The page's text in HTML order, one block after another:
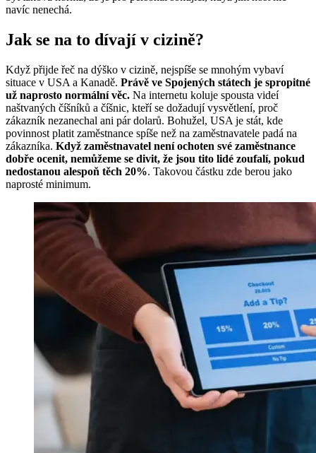
navíc nenechá.
Jak se na to dívají v cizině?
Když přijde řeč na dýško v cizině, nejspíše se mnohým vybaví
situace v USA a Kanadě. Právě ve Spojených státech je spropitné
už naprosto normální věc. Na internetu koluje spousta videí
naštvaných číšníků a číšnic, kteří se dožadují vysvětlení, proč
zákazník nezanechal ani pár dolarů. Bohužel, USA je stát, kde
povinnost platit zaměstnance spíše než na zaměstnavatele padá na
zákazníka. Když zaměstnavatel není ochoten své zaměstnance
dobře ocenit, nemůžeme se divit, že jsou tito lidé zoufalí, pokud
nedostanou alespoň těch 20%. Takovou částku zde berou jako
naprosté minimum.